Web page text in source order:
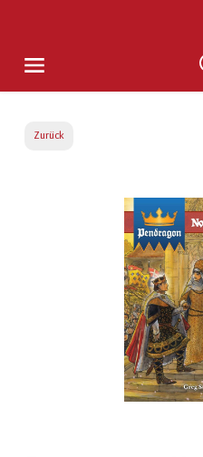
Zurück
Bildergalerie überspringen